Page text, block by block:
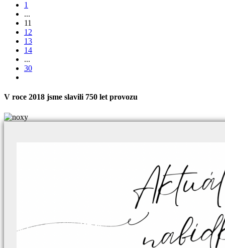
1
...
11
12
13
14
...
30
V roce 2018 jsme slavili 750 let provozu